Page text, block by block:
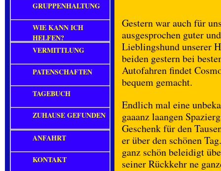
Gestern war auch für
ausgesprochen guter
Lieblingshund unserer
beiden gestern bei
Autofahren findet
bequem gemacht.
Endlich mal eine
gaaanz laangen
Geschenk für den
er über den schönen
ganz schön beleidigt
seiner Rückkehr ne
GRUPPENHALTUNG
WIE KANN ICH
HELFEN?
VERMITTLUNG
PATENSCHAFTEN
TAGEBUCH
ZUHAUSE GEFUNDEN
ANFAHRT
KONTAKT